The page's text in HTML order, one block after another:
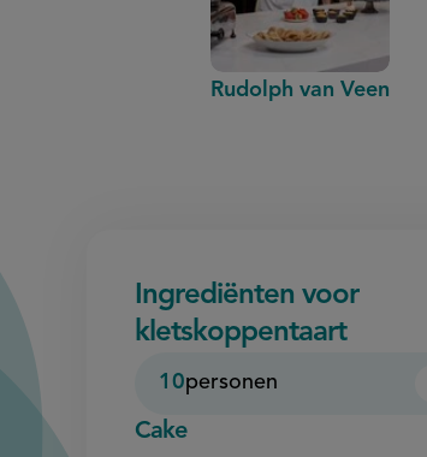
Rudolph van Veen
Ingrediënten voor
kletskoppentaart
10personen
Cake